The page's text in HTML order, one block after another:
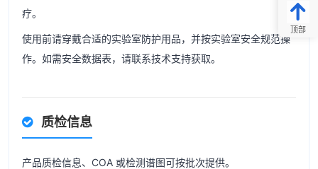
疗。
使用前请穿戴合适的实验室防护用品，并按实验室安全规范操
作。如需安全数据表，请联系技术支持获取。
质检信息
产品质检信息、COA 或检测谱图可按批次提供。
顶部